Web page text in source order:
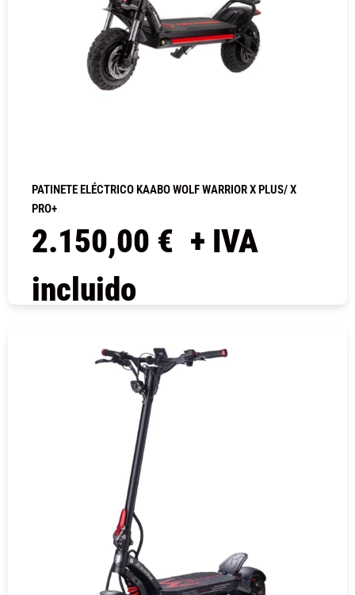
PATINETE ELÉCTRICO KAABO WOLF WARRIOR X PLUS/ X
PRO+
2.150,00 € + IVA
incluido